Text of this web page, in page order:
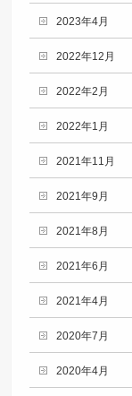
2023年4月
2022年12月
2022年2月
2022年1月
2021年11月
2021年9月
2021年8月
2021年6月
2021年4月
2020年7月
2020年4月